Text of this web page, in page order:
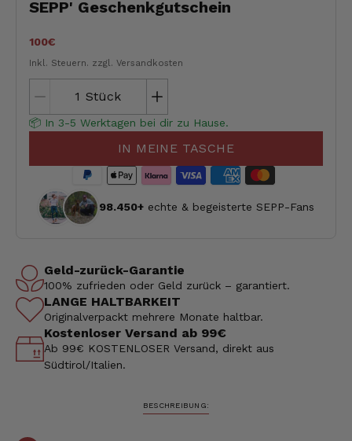
SEPP' Geschenkgutschein
100€
Inkl. Steuern. zzgl. Versandkosten
Stück
📦 In 3-5 Werktagen bei dir zu Hause.
IN MEINE TASCHE
98.450+ echte & begeisterte SEPP-Fans
Geld-zurück-Garantie
100% zufrieden oder Geld zurück – garantiert.
LANGE HALTBARKEIT
Originalverpackt mehrere Monate haltbar.
Kostenloser Versand ab 99€
Ab 99€ KOSTENLOSER Versand, direkt aus
Südtirol/Italien.
BESCHREIBUNG: